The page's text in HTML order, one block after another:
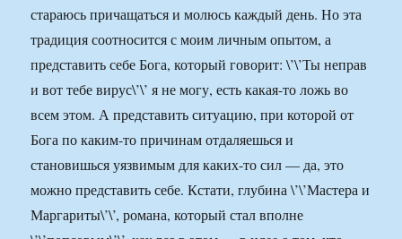
стараюсь причащаться и молюсь каждый день. Но эта
традиция соотносится с моим личным опытом, а
представить себе Бога, который говорит: \’\’Ты неправ
и вот тебе вирус\’\’ я не могу, есть какая-то ложь во
всем этом. А представить ситуацию, при которой от
Бога по каким-то причинам отдаляешься и
становишься уязвимым для каких-то сил — да, это
можно представить себе. Кстати, глубина \’\’Мастера и
Маргариты\’\’, романа, который стал вполне